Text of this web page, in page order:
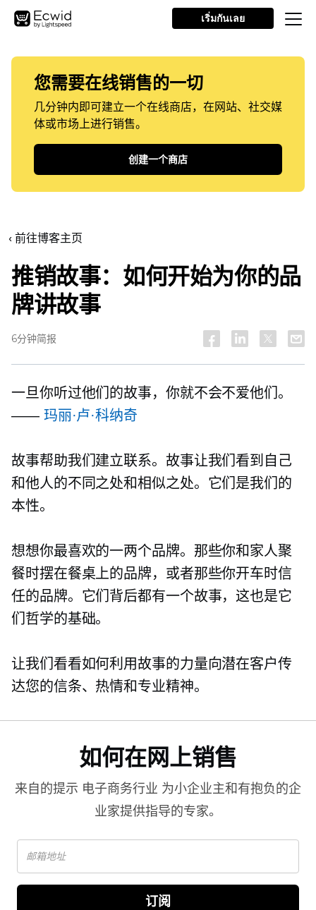
เริ่มกันเลย
您需要在线销售的一切
几分钟内即可建立一个在线商店，在网站、社交媒
体或市场上进行销售。
创建一个商店
‹ 前往博客主页
推销故事：如何开始为你的品
牌讲故事
6分钟简报
一旦你听过他们的故事，你就不会不爱他们。
—— 玛丽·卢·科纳奇
故事帮助我们建立联系。故事让我们看到自己
和他人的不同之处和相似之处。它们是我们的
本性。
想想你最喜欢的一两个品牌。那些你和家人聚
餐时摆在餐桌上的品牌，或者那些你开车时信
任的品牌。它们背后都有一个故事，这也是它
们哲学的基础。
让我们看看如何利用故事的力量向潜在客户传
达您的信条、热情和专业精神。
如何在网上销售
来自的提示 电子商务行业 为小企业主和有抱负的企
业家提供指导的专家。
订阅